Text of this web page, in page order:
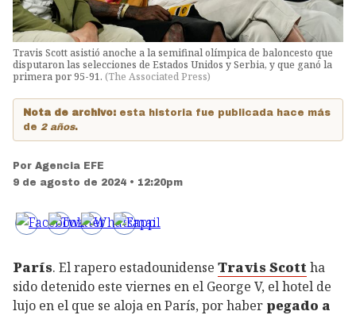
Travis Scott asistió anoche a la semifinal olímpica de baloncesto que
disputaron las selecciones de Estados Unidos y Serbia, y que ganó la
primera por 95-91. (The Associated Press)
Nota de archivo: esta historia fue publicada hace más
de 2 años.
Por Agencia EFE
9 de agosto de 2024 • 12:20pm
París. El rapero estadounidense Travis Scottha
sido detenido este viernes en el George V, el hotel de
lujo en el que se aloja en París, por haber pegado a